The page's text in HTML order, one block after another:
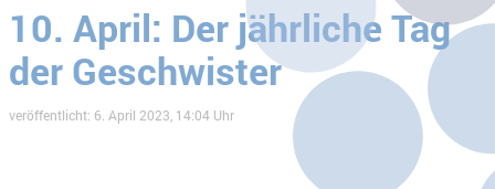
10. April: Der jährliche Tag
der Geschwister
veröffentlicht: 6. April 2023, 14:04 Uhr